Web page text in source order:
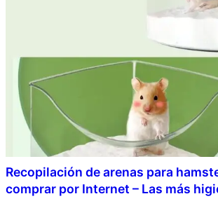
Recopilación de arenas para
comprar por Internet – Las más